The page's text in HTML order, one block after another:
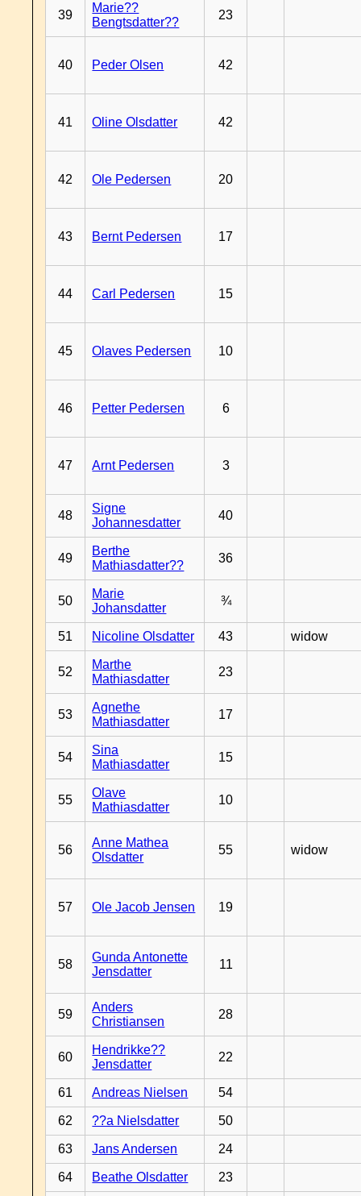
39
Marie??
Bengtsdatter??
23
40 Peder Olsen 42
41 Oline Olsdatter 42
42 Ole Pedersen 20
43 Bernt Pedersen 17
44 Carl Pedersen 15
45 Olaves Pedersen 10
46 Petter Pedersen 6
47 Arnt Pedersen 3
48
Signe
Johannesdatter
40
49
Berthe
Mathiasdatter??
36
50
Marie
Johansdatter
¾
51 Nicoline Olsdatter 43 widow
52
Marthe
Mathiasdatter
23
53
Agnethe
Mathiasdatter
17
54
Sina
Mathiasdatter
15
55
Olave
Mathiasdatter
10
56
Anne Mathea
Olsdatter
55 widow
57 Ole Jacob Jensen 19
58
Gunda Antonette
Jensdatter
11
59
Anders
Christiansen
28
60
Hendrikke??
Jensdatter
22
61 Andreas Nielsen 54
62 ??a Nielsdatter 50
63 Jans Andersen 24
64 Beathe Olsdatter 23